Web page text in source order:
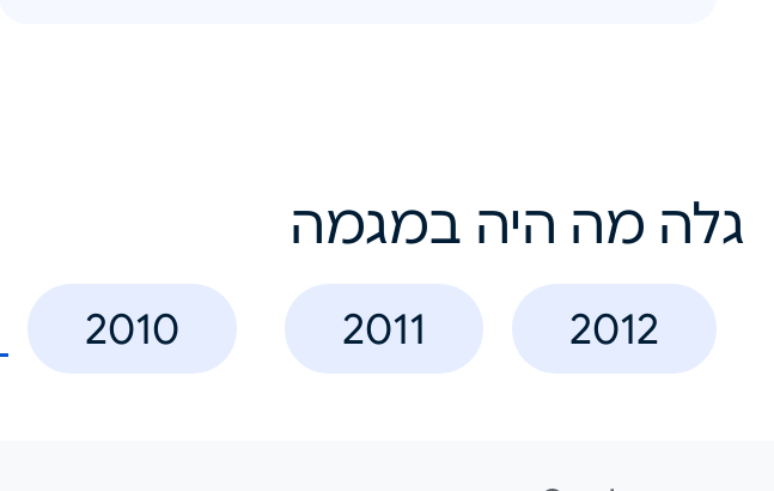
גלה מה היה במגמה
2012
2011
2010